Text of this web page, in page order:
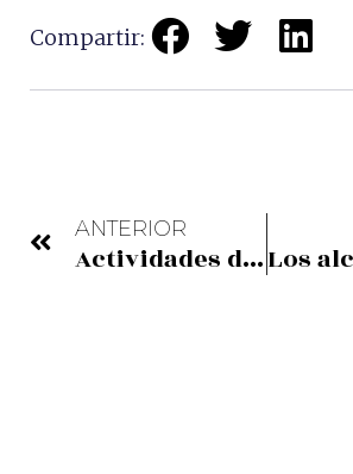
Compartir:
ANTERIOR
Actividades del Mes de los Museos de la Costa Vasca